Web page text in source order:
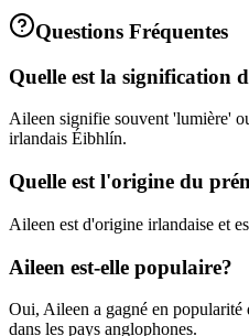
Questions Fréquentes
Quelle est la signification
Aileen signifie souvent 'lumière'
irlandais Éibhlín.
Quelle est l'origine du
Aileen est d'origine irlandaise et
Aileen est-elle populaire?
Oui, Aileen a gagné en popularité
dans les pays anglophones.